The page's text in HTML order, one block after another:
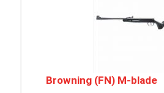
Browning (FN) M-blade